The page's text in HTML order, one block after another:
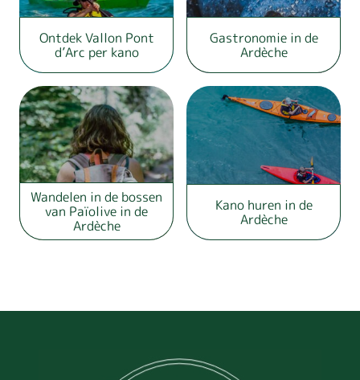
Ontdek Vallon Pont
d’Arc per kano
Gastronomie in de
Ardèche
Wandelen in de bossen
van Païolive in de
Ardèche
Kano huren in de
Ardèche